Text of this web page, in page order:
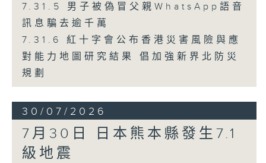
7.31.5 男子被偽冒父親WhatsApp語音
訊息騙去逾千萬
7.31.6 紅十字會公布香港災害風險與應
對能力地圖研究結果 倡加強新界北防災
規劃
30/07/2026
7月30日 日本熊本縣發生7.1
級地震